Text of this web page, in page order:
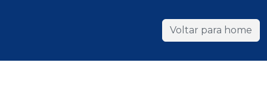
Voltar para home